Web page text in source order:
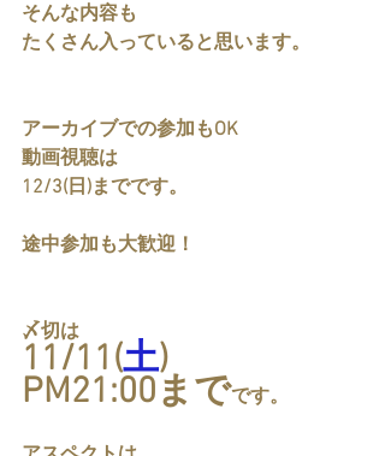
そんな内容も
たくさん入っていると思います。
アーカイブでの参加もOK
動画視聴は
12/3(日)までです。
途中参加も大歓迎！
〆切は
11/11(土)
PM21:00までです。